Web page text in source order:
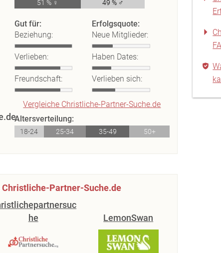
51 % ♀ 49 % ♂
Gut für:
Beziehung:
Verlieben:
Freundschaft:
Erfolgsquote:
Neue Mitglieder:
Haben Dates:
Verlieben sich:
Vergleiche Christliche-Partner-Suche.de
Altersverteilung:
18-24 25-34 35-49 50+
Christliche-Partner-Suche.de
he
LemonSwan